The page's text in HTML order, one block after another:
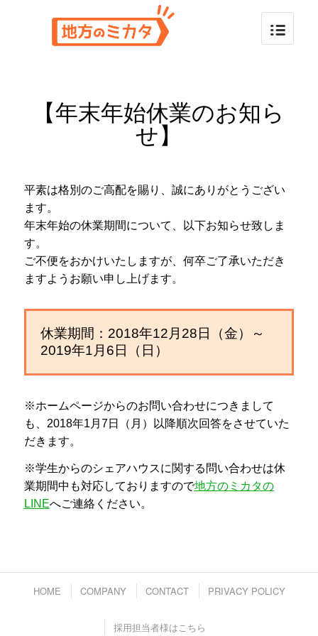
【年末年始休業のお知ら
せ】
平素は格別のご高配を賜り、誠にありがとうござい
ます。
年末年始の休業期間について、以下お知らせ致しま
す。
ご不便をおかけいたしますが、何卒ご了承いただき
ますようお願い申し上げます。
休業期間：2018年12月28日（金）～
2019年1月6日（日）
※ホームページからのお問い合わせにつきまして
も、2018年1月7日（月）以降順次回答をさせていた
だきます。
※学生からのシェアハウスに関する問い合わせは休
業期間中も対応しておりますので地方のミカタの
LINEへご連絡ください。
HOME COMPANY CONTACT PRIVACY POLICY
採用担当者様はこちら